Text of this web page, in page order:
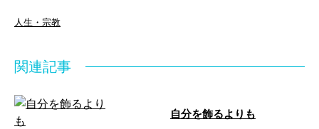
人生・宗教
関連記事
自分を飾るよりも